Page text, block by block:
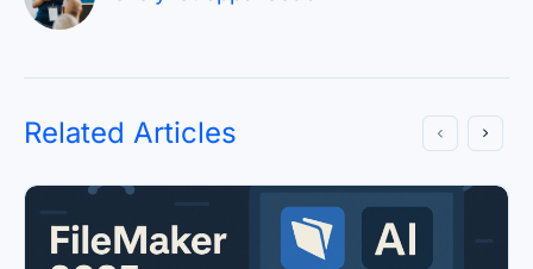
Related Articles